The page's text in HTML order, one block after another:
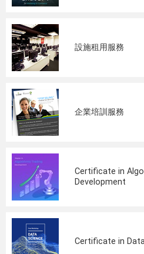
設施租用服務
企業培訓服務
Certificate in
Development
Certificate in